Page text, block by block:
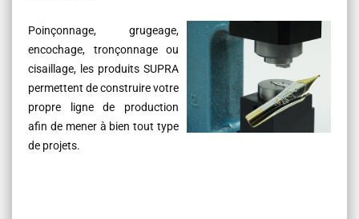
Poinçonnage, grugeage,
encochage, tronçonnage ou
cisaillage, les produits SUPRA
permettent de construire votre
propre ligne de production
afin de mener à bien tout type
de projets.